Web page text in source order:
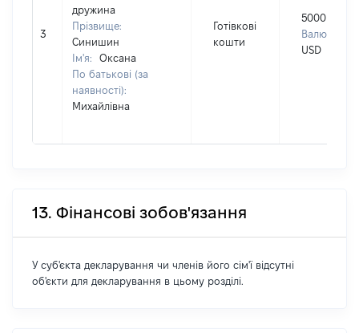
3
дружина
Прізвище:
Синишин
Ім'я:
Оксана
По батькові (за
наявності):
Михайлівна
Готівкові
кошти
5000
Валюта:
USD
13. Фінансові зобов'язання
У суб'єкта декларування чи членів його сім'ї відсутні
об'єкти для декларування в цьому розділі.